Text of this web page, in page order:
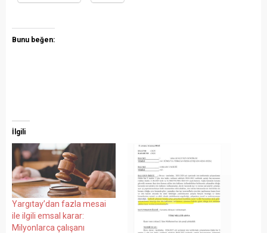
Bunu beğen:
İlgili
Yargıtay’dan fazla mesai
ile ilgili emsal karar:
Milyonlarca çalışanı